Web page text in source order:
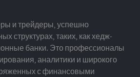
и трейдеры, успешно
структурах, таких, как хедж-
банки. Это профессионалы
аналитики и широкого
с финансовыми